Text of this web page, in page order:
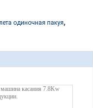
одиночная пакуя,